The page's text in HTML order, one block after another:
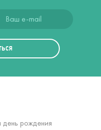
день рождения